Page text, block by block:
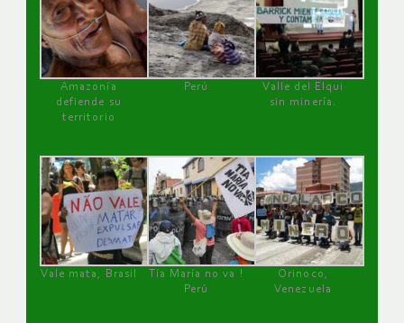
Amazonía
defiende su
territorio
Perú
Valle del Elqui
sin minería.
Vale mata, Brasil
Tía María no va !
Perú
Orinoco,
Venezuela